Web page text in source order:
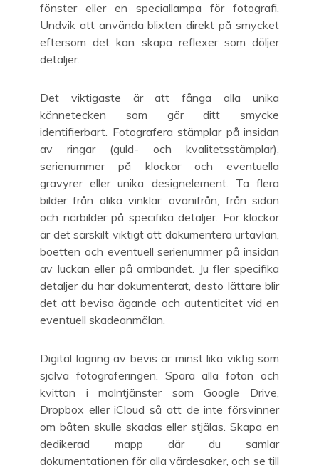
fönster eller en speciallampa för fotografi.
Undvik att använda blixten direkt på smycket
eftersom det kan skapa reflexer som döljer
detaljer.
Det viktigaste är att fånga alla unika
kännetecken som gör ditt smycke
identifierbart. Fotografera stämplar på insidan
av ringar (guld- och kvalitetsstämplar),
serienummer på klockor och eventuella
gravyrer eller unika designelement. Ta flera
bilder från olika vinklar: ovanifrån, från sidan
och närbilder på specifika detaljer. För klockor
är det särskilt viktigt att dokumentera urtavlan,
boetten och eventuell serienummer på insidan
av luckan eller på armbandet. Ju fler specifika
detaljer du har dokumenterat, desto lättare blir
det att bevisa ägande och autenticitet vid en
eventuell skadeanmälan.
Digital lagring av bevis är minst lika viktig som
själva fotograferingen. Spara alla foton och
kvitton i molntjänster som Google Drive,
Dropbox eller iCloud så att de inte försvinner
om båten skulle skadas eller stjälas. Skapa en
dedikerad mapp där du samlar
dokumentationen för alla värdesaker, och se till